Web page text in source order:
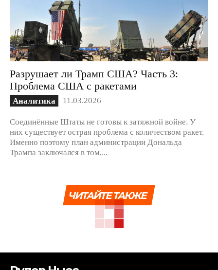
Разрушает ли Трамп США? Часть 3:
Проблема США с ракетами
Аналитика 11.03.2026
Соединённые Штаты не готовы к затяжной войне. У
них существует острая проблема с количеством ракет.
Именно поэтому план администрации Дональда
Трампа заключался в том,...
ЧИТАЙТЕ ТАКЖЕ